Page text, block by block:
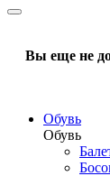
Вы еще не
Обувь
Обувь